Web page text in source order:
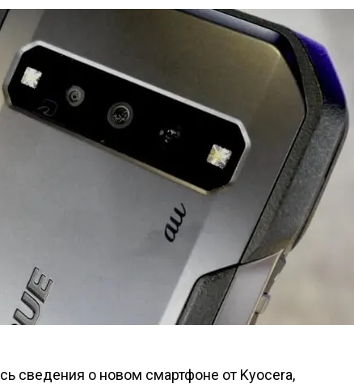
сведения о новом смартфоне от Kyocera,